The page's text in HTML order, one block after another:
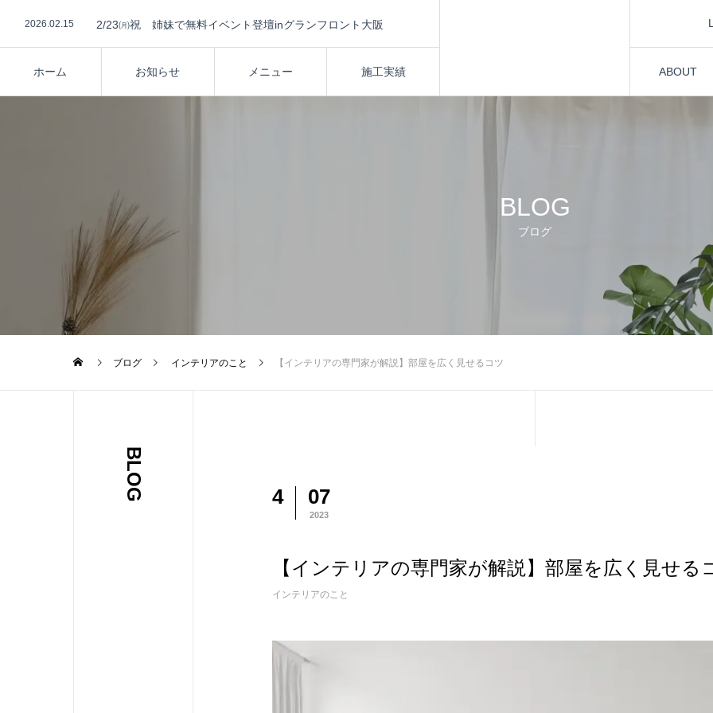
ホーム お知らせ メニュー 施工実績 ABOUT
2026.02.2 2026/2/21㈯ 姉妹でセミナーに登壇します
2024.12.4 HDC神戸で無料相談会に出ます
2026.02.15 2/23㈪祝 姉妹で無料イベント登壇inグランフロント大阪
BLOG
ブログ
ブログ インテリアのこと 【インテリアの専門家が解説】部屋を広く見せるコツ
BLOG 4 07
2023
【インテリアの専門家が解説】部屋を広く見せる
インテリアのこと